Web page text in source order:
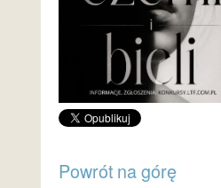
Powrót na górę